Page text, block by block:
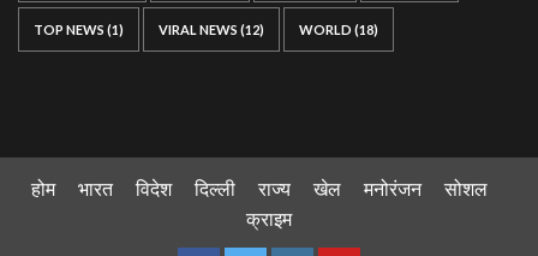
TOP NEWS (1) VIRAL NEWS (12) WORLD (18)
होम भारत विदेश दिल्ली राज्य खेल मनोरंजन
सोशल
क्राइम